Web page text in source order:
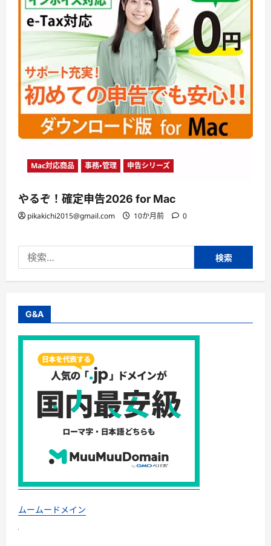
Mac対応商品 事務・管理 申告シリーズ
やるぞ！確定申告2026 for Mac
pikakichi2015@gmail.com 10か月前 0
索:
G&A
ムームードメイン